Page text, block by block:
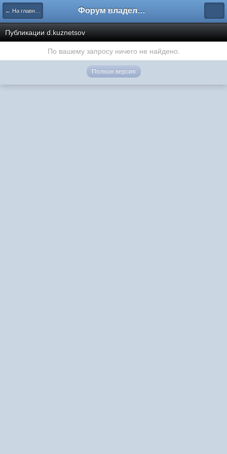
← На главную Форум владельцев интернет-магазинов
Публикации d.kuznetsov
По вашему запросу ничего не найдено.
Полная версия